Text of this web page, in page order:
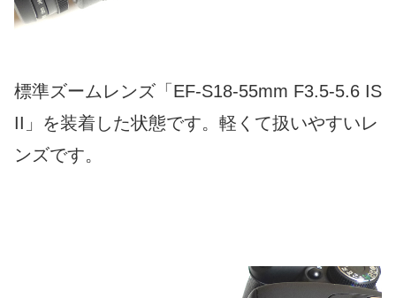
標準ズームレンズ「EF-S18-55mm F3.5-5.6 IS
II」を装着した状態です。軽くて扱いやすいレ
ンズです。